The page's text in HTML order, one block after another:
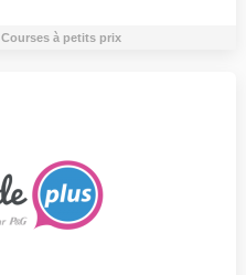
Courses à petits prix